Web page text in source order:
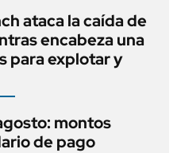
ataca la caída de
encabeza una
para explotar y
montos
de pago